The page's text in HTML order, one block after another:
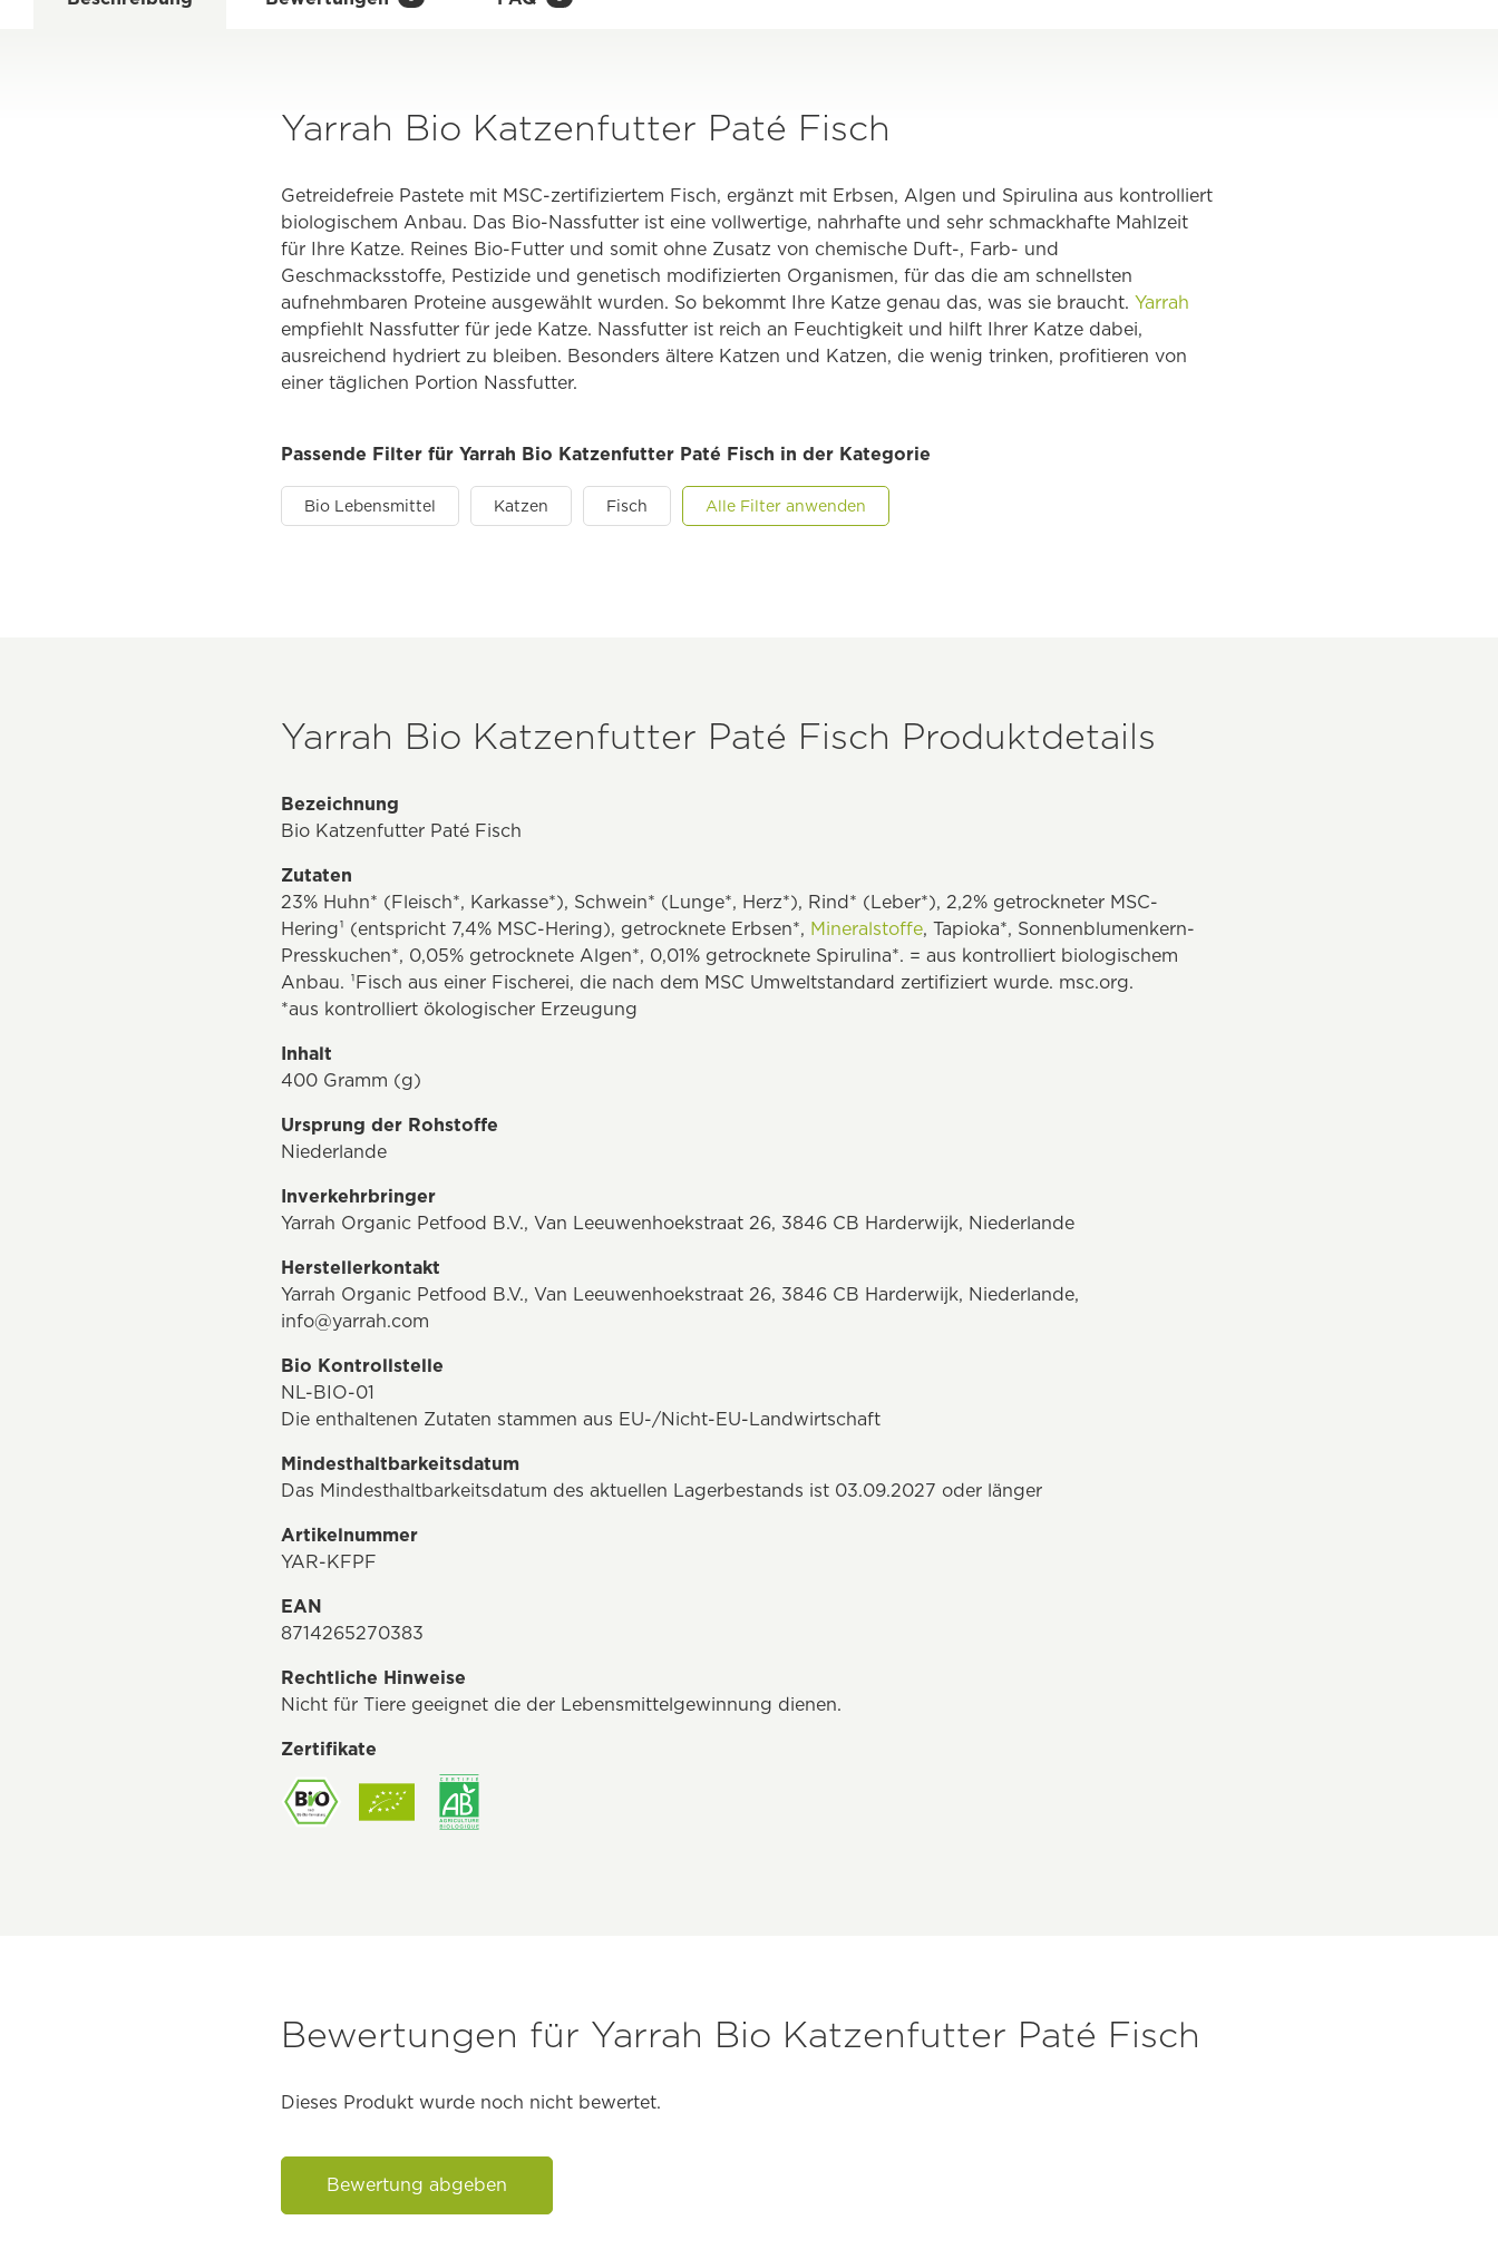
Yarrah Bio Katzenfutter Paté Fisch
Getreidefreie Pastete mit MSC-zertifiziertem Fisch, ergänzt mit Erbsen, Algen und Spirulina aus kontrolliert
biologischem Anbau. Das Bio-Nassfutter ist eine vollwertige, nahrhafte und sehr schmackhafte Mahlzeit
für Ihre Katze. Reines Bio-Futter und somit ohne Zusatz von chemische Duft-, Farb- und
Geschmacksstoffe, Pestizide und genetisch modifizierten Organismen, für das die am schnellsten
aufnehmbaren Proteine ausgewählt wurden. So bekommt Ihre Katze genau das, was sie braucht. Yarrah
empfiehlt Nassfutter für jede Katze. Nassfutter ist reich an Feuchtigkeit und hilft Ihrer Katze dabei,
ausreichend hydriert zu bleiben. Besonders ältere Katzen und Katzen, die wenig trinken, profitieren von
einer täglichen Portion Nassfutter.
Passende Filter für Yarrah Bio Katzenfutter Paté Fisch in der Kategorie
Bio Lebensmittel Katzen Fisch Alle Filter anwenden
Yarrah Bio Katzenfutter Paté Fisch Produktdetails
Bezeichnung
Bio Katzenfutter Paté Fisch
Zutaten
23% Huhn* (Fleisch*, Karkasse*), Schwein* (Lunge*, Herz*), Rind* (Leber*), 2,2% getrockneter MSC-
Hering¹ (entspricht 7,4% MSC-Hering), getrocknete Erbsen*, Mineralstoffe, Tapioka*, Sonnenblumenkern-
Presskuchen*, 0,05% getrocknete Algen*, 0,01% getrocknete Spirulina*. = aus kontrolliert biologischem
Anbau. ¹Fisch aus einer Fischerei, die nach dem MSC Umweltstandard zertifiziert wurde. msc.org.
*aus kontrolliert ökologischer Erzeugung
Inhalt
400 Gramm (g)
Ursprung der Rohstoffe
Niederlande
Inverkehrbringer
Yarrah Organic Petfood B.V., Van Leeuwenhoekstraat 26, 3846 CB Harderwijk, Niederlande
Herstellerkontakt
Yarrah Organic Petfood B.V., Van Leeuwenhoekstraat 26, 3846 CB Harderwijk, Niederlande,
info@yarrah.com
Bio Kontrollstelle
NL-BIO-01
Die enthaltenen Zutaten stammen aus EU-/Nicht-EU-Landwirtschaft
Mindesthaltbarkeitsdatum
Das Mindesthaltbarkeitsdatum des aktuellen Lagerbestands ist 03.09.2027 oder länger
Artikelnummer
YAR-KFPF
EAN
8714265270383
Rechtliche Hinweise
Nicht für Tiere geeignet die der Lebensmittelgewinnung dienen.
Zertifikate
Bewertungen für Yarrah Bio Katzenfutter Paté Fisch
Dieses Produkt wurde noch nicht bewertet.
Bewertung abgeben